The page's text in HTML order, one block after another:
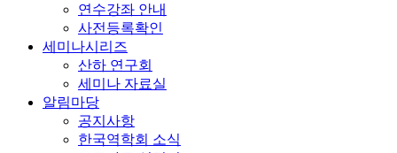
연수강좌 안내
사전등록확인
세미나시리즈
산하 연구회
세미나 자료실
알림마당
공지사항
한국역학회 소식